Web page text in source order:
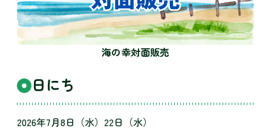
海の幸対面販売
日にち
2026年7月8日（水）22日（水）